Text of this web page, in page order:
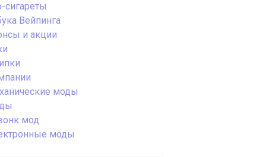
сигареты
Вейпинга
и акции
моды
мод
моды